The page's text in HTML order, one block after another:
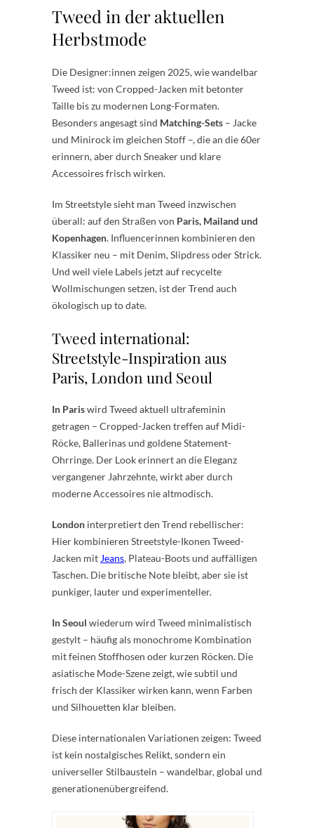
Tweed in der aktuellen
Herbstmode
Die Designer:innen zeigen 2025, wie wandelbar
Tweed ist: von Cropped-Jacken mit betonter
Taille bis zu modernen Long-Formaten.
Besonders angesagt sind Matching-Sets – Jacke
und Minirock im gleichen Stoff –, die an die 60er
erinnern, aber durch Sneaker und klare
Accessoires frisch wirken.
Im Streetstyle sieht man Tweed inzwischen
überall: auf den Straßen von Paris, Mailand und
Kopenhagen. Influencerinnen kombinieren den
Klassiker neu – mit Denim, Slipdress oder Strick.
Und weil viele Labels jetzt auf recycelte
Wollmischungen setzen, ist der Trend auch
ökologisch up to date.
Tweed international:
Streetstyle-Inspiration aus
Paris, London und Seoul
In Pariswird Tweed aktuell ultrafeminin
getragen – Cropped-Jacken treffen auf Midi-
Röcke, Ballerinas und goldene Statement-
Ohrringe. Der Look erinnert an die Eleganz
vergangener Jahrzehnte, wirkt aber durch
moderne Accessoires nie altmodisch.
London interpretiert den Trend rebellischer:
Hier kombinieren Streetstyle-Ikonen Tweed-
Jacken mit Jeans, Plateau-Boots und auffälligen
Taschen. Die britische Note bleibt, aber sie ist
punkiger, lauter und experimenteller.
In Seoul wiederum wird Tweed minimalistisch
gestylt – häufig als monochrome Kombination
mit feinen Stoffhosen oder kurzen Röcken. Die
asiatische Mode-Szene zeigt, wie subtil und
frisch der Klassiker wirken kann, wenn Farben
und Silhouetten klar bleiben.
Diese internationalen Variationen zeigen: Tweed
ist kein nostalgisches Relikt, sondern ein
universeller Stilbaustein – wandelbar, global und
generationenübergreifend.